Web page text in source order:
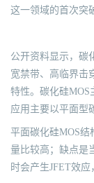
这一领域的首次突
公开资料显示，碳
宽禁带、高临界击
特性。碳化硅MOS
应用主要以平面型
平面碳化硅MOS
量比较高；缺点是
时会产生JFET效